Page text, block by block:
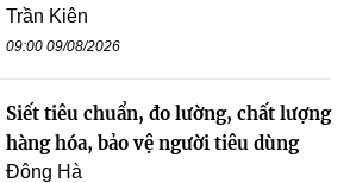
Trần Kiên
09:00 09/08/2026
Siết tiêu chuẩn, đo lường, chất lượng
hàng hóa, bảo vệ người tiêu dùng
Đông Hà